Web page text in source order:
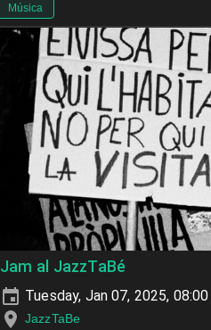
Música
Jam al JazzTaBé
Tuesday, Jan 07, 2025,
JazzTaBe